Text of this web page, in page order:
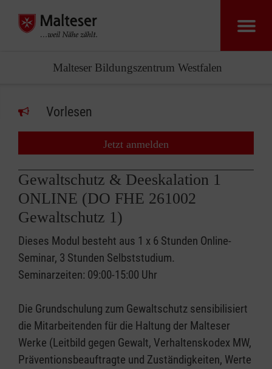
Malteser Bildungszentrum Westfalen
Vorlesen
Jetzt anmelden
Gewaltschutz & Deeskalation 1
ONLINE (DO FHE 261002
Gewaltschutz 1)
Dieses Modul besteht aus 1 x 6 Stunden Online-
Seminar, 3 Stunden Selbststudium.
Seminarzeiten: 09:00-15:00 Uhr
Die Grundschulung zum Gewaltschutz sensibilisiert
die Mitarbeitenden für die Haltung der Malteser
Werke (Leitbild gegen Gewalt, Verhaltenskodex MW,
Präventionsbeauftragte und Zuständigkeiten, Werte